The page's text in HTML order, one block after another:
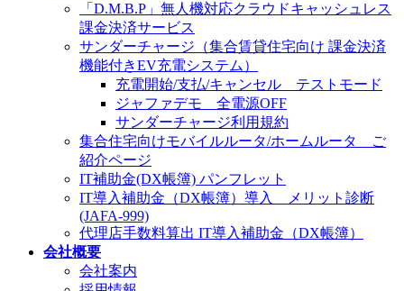
「D.M.B.P」無人機対応クラウドキャッシュレス
課金決済サービス
サンダーチャージ（集合賃貸住宅向け 課金決済
機能付きEV充電システム）
充電開始/支払/キャンセル テストモード
ジャファデモ 全電源OFF
サンダーチャージ利用規約
集合住宅向けモバイルルータ/ホームルータ ご
紹介ページ
IT補助金(DX帳簿) パンフレット
IT導入補助金（DX帳簿）導入 メリット診断
(JAFA-999)
代理店手数料算出 IT導入補助金（DX帳簿）
会社概要
会社案内